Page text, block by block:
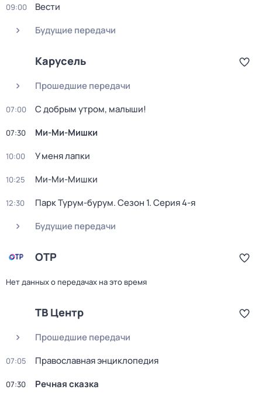
09:00
Вести
Будущие передачи
Карусель
Прошедшие передачи
07:00 С добрым утром, малыши!
07:30 Ми-Ми-Мишки
10:00 У меня лапки
10:25 Ми-Ми-Мишки
12:30 Парк Турум-бурум. Сезон 1. Серия 4-я
Будущие передачи
ОТР
Нет данных о передачах на это время
ТВ Центр
Прошедшие передачи
07:05 Православная энциклопедия
07:30 Речная сказка